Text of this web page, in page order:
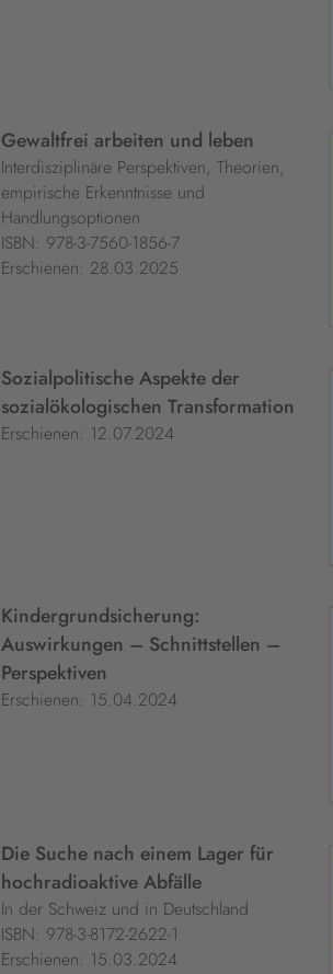
Gewaltfrei arbeiten und leben
Interdisziplinäre Perspektiven, Theorien,
empirische Erkenntnisse und
Handlungsoptionen
ISBN: 978-3-7560-1856-7
Erschienen: 28.03.2025
Sozialpolitische Aspekte der
sozialökologischen Transformation
Erschienen: 12.07.2024
Kindergrundsicherung:
Auswirkungen – Schnittstellen –
Perspektiven
Erschienen: 15.04.2024
Die Suche nach einem Lager für
hochradioaktive Abfälle
In der Schweiz und in Deutschland
ISBN: 978-3-8172-2622-1
Erschienen: 15.03.2024